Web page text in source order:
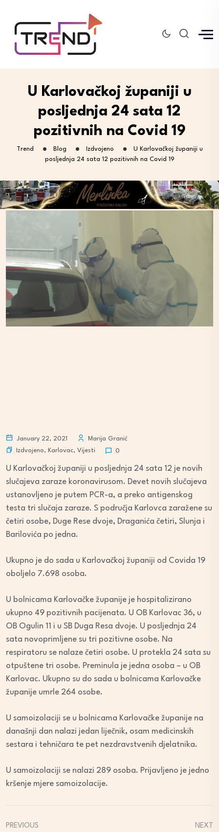
U Karlovačkoj županiji u
posljednja 24 sata 12
pozitivnih na Covid 19
Trend Blog Izdvojeno
U Karlovačkoj županiji u
posljednja 24 sata 12 pozitivnih na Covid 19
January 22, 2021
Marija Granić
Izdvojeno, Karlovac, Vijesti 0
U Karlovačkoj županiji u posljednja 24 sata 12 je novih
slučajeva zaraze koronavirusom. Devet novih slučajeva
ustanovljeno je putem PCR-a, a preko antigenskog
testa tri slučaja zaraze. S područja Karlovca zaražene su
četiri osobe, Duge Rese dvoje, Draganića četiri, Slunja i
Barilovića po jedna.
Ukupno je do sada u Karlovačkoj županiji od Covida 19
oboljelo 7.698 osoba.
U bolnicama Karlovačke županije je hospitalizirano
ukupno 49 pozitivnih pacijenata. U OB Karlovac 36, u
OB Ogulin 11 i u SB Duga Resa dvoje. U posljednja 24
sata novoprimljene su tri pozitivne osobe. Na
respiratoru se nalaze četiri osobe. U protekla 24 sata su
otpuštene tri osobe. Preminula je jedna osoba – u OB
Karlovac. Ukupno su do sada u bolnicama Karlovačke
županije umrle 264 osobe.
U samoizolaciji se u bolnicama Karlovačke županije na
današnji dan nalazi jedan liječnik, osam medicinskih
sestara i tehničara te pet nezdravstvenih djelatnika.
U samoizolaciji se nalazi 289 osoba. Prijavljeno je jedno
kršenje mjere samoizolacije.
PREVIOUS
NEXT